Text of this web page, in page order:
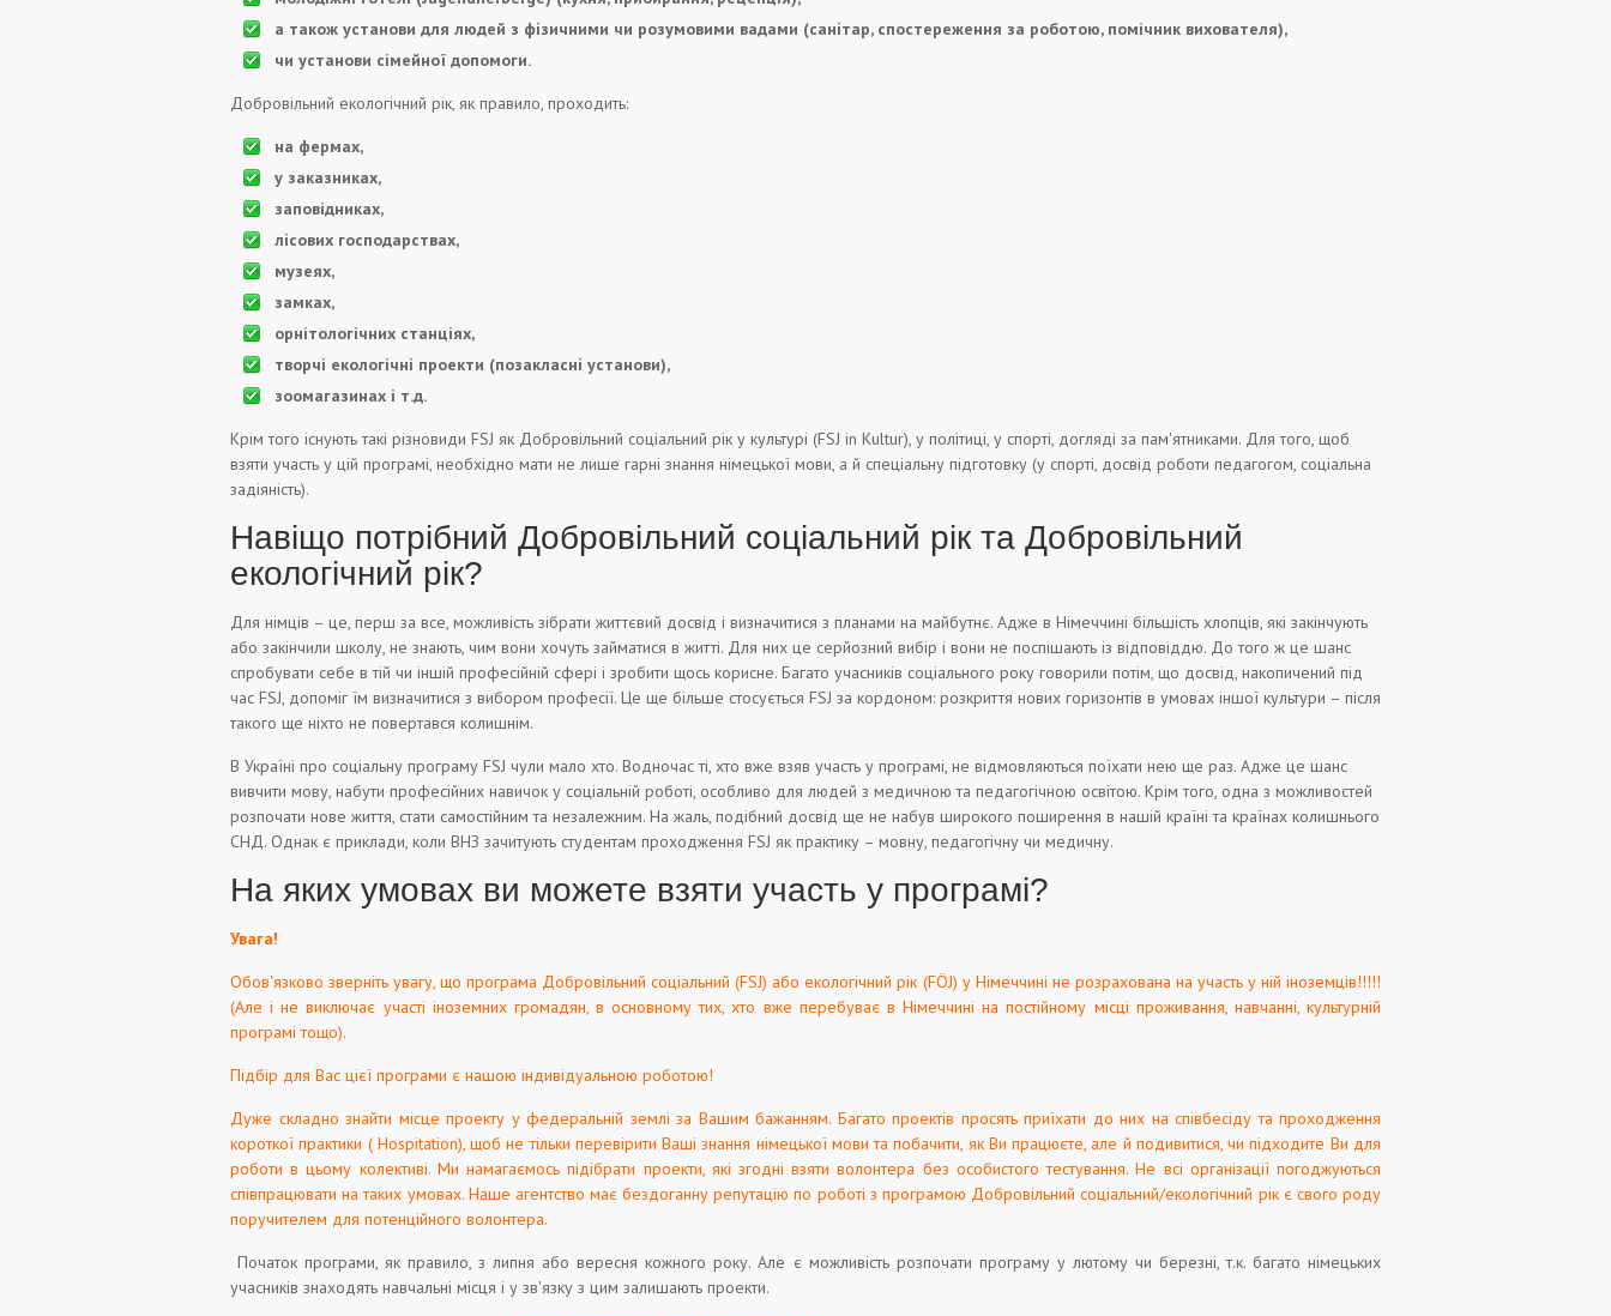
а також установи для людей з фізичними чи розумовими вадами (санітар, спостереження за роботою, помічник вихователя),
чи установи сімейної допомоги.
Добровільний екологічний рік, як правило, проходить:
на фермах,
у заказниках,
заповідниках,
лісових господарствах,
музеях,
замках,
орнітологічних станціях,
творчі екологічні проекти (позакласні установи),
зоомагазинах і т.д.
Крім того існують такі різновиди FSJ як Добровільний соціальний рік у культурі (FSJ in Kultur), у політиці, у спорті, догляді за пам'ятниками. Для того, щоб
взяти участь у цій програмі, необхідно мати не лише гарні знання німецької мови, а й спеціальну підготовку (у спорті, досвід роботи педагогом, соціальна
задіяність).
Навіщо потрібний Добровільний соціальний рік та Добровільний
екологічний рік?
Для німців – це, перш за все, можливість зібрати життєвий досвід і визначитися з планами на майбутнє. Адже в Німеччині більшість хлопців, які закінчують
або закінчили школу, не знають, чим вони хочуть займатися в житті. Для них це серйозний вибір і вони не поспішають із відповіддю. До того ж це шанс
спробувати себе в тій чи іншій професійній сфері і зробити щось корисне. Багато учасників соціального року говорили потім, що досвід, накопичений під
час FSJ, допоміг їм визначитися з вибором професії. Це ще більше стосується FSJ за кордоном: розкриття нових горизонтів в умовах іншої культури – після
такого ще ніхто не повертався колишнім.
В Україні про соціальну програму FSJ чули мало хто. Водночас ті, хто вже взяв участь у програмі, не відмовляються поїхати нею ще раз. Адже це шанс
вивчити мову, набути професійних навичок у соціальній роботі, особливо для людей з медичною та педагогічною освітою. Крім того, одна з можливостей
розпочати нове життя, стати самостійним та незалежним. На жаль, подібний досвід ще не набув широкого поширення в нашій країні та країнах колишнього
СНД. Однак є приклади, коли ВНЗ зачитують студентам проходження FSJ як практику – мовну, педагогічну чи медичну.
На яких умовах ви можете взяти участь у програмі?
Увага!
Обов'язково зверніть увагу, що програма Добровільний соціальний (FSJ) або екологічний рік (FÖJ) у Німеччині не розрахована на участь у ній іноземців!!!!!
(Але і не виключає участі іноземних громадян, в основному тих, хто вже перебуває в Німеччині на постійному місці проживання, навчанні, культурній
програмі тощо).
Підбір для Вас цієї програми є нашою індивідуальною роботою!
Дуже складно знайти місце проекту у федеральній землі за Вашим бажанням. Багато проектів просять приїхати до них на співбесіду та проходження
короткої практики ( Hospitation), щоб не тільки перевірити Ваші знання німецької мови та побачити, як Ви працюєте, але й подивитися, чи підходите Ви для
роботи в цьому колективі. Ми намагаємось підібрати проекти, які згодні взяти волонтера без особистого тестування. Не всі організації погоджуються
співпрацювати на таких умовах. Наше агентство має бездоганну репутацію по роботі з програмою Добровільний соціальний/екологічний рік є свого роду
поручителем для потенційного волонтера.
Початок програми, як правило, з липня або вересня кожного року. Але є можливість розпочати програму у лютому чи березні, т.к. багато німецьких
учасників знаходять навчальні місця і у зв'язку з цим залишають проекти.